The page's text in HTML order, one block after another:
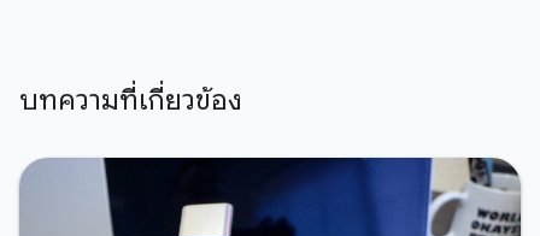
บทความที่เกี่ยวข้อง